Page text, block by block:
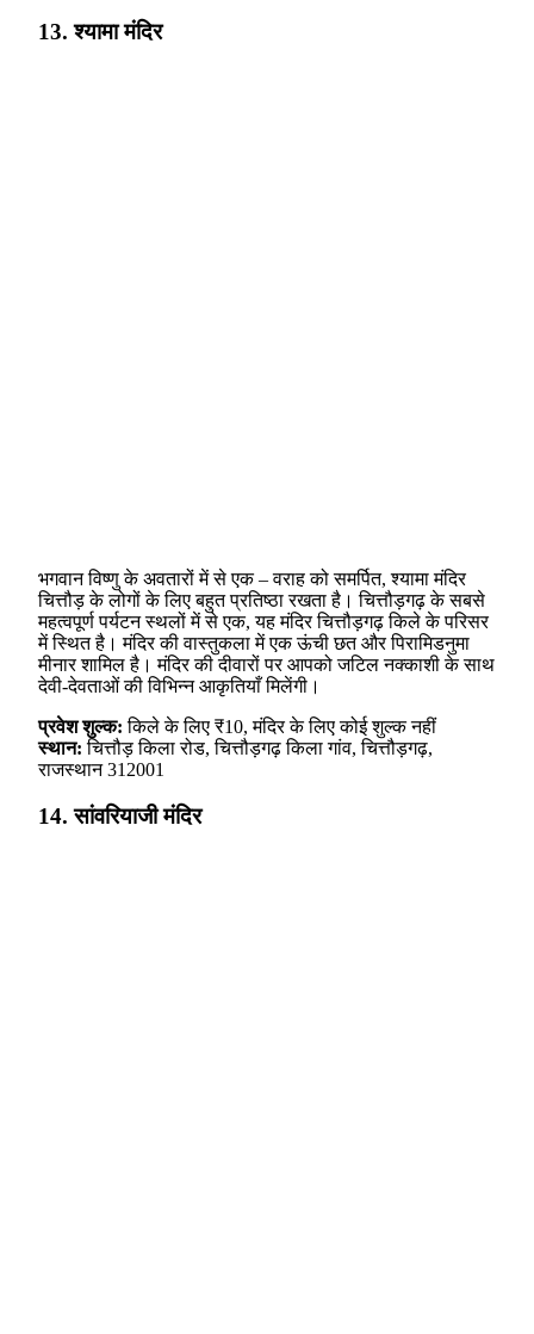
13. श्यामा मंदिर
भगवान विष्णु के अवतारों में से एक – वराह को समर्पित, श्यामा मंदिर
चित्तौड़ के लोगों के लिए बहुत प्रतिष्ठा रखता है। चित्तौड़गढ़ के सबसे
महत्वपूर्ण पर्यटन स्थलों में से एक, यह मंदिर चित्तौड़गढ़ किले के परिसर
में स्थित है। मंदिर की वास्तुकला में एक ऊंची छत और पिरामिडनुमा
मीनार शामिल है। मंदिर की दीवारों पर आपको जटिल नक्काशी के साथ
देवी-देवताओं की विभिन्न आकृतियाँ मिलेंगी।
प्रवेश शुल्क: किले के लिए ₹10, मंदिर के लिए कोई शुल्क नहीं
स्थान: चित्तौड़ किला रोड, चित्तौड़गढ़ किला गांव, चित्तौड़गढ़,
राजस्थान 312001
14. सांवरियाजी मंदिर